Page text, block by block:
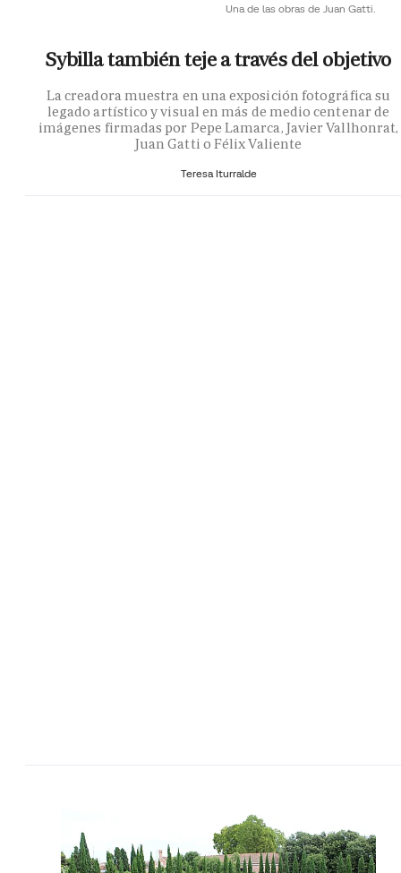
Una de las obras de Juan Gatti.
Sybilla también teje a través del objetivo
La creadora muestra en una exposición fotográfica su
legado artístico y visual en más de medio centenar de
imágenes firmadas por Pepe Lamarca, Javier Vallhonrat,
Juan Gatti o Félix Valiente
Teresa Iturralde